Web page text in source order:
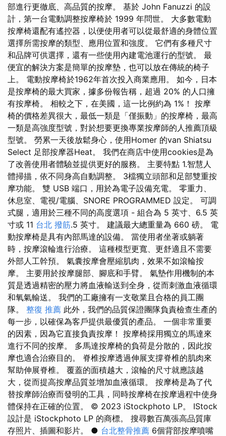
部進行更徹底、高品質的按摩。 基於 John Fanuzzi 的設
計，第一台電動調整按摩椅於 1999 年問世。 大多數電動
按摩椅還配有遙控器，以便使用者可以從最舒適的身體位置
選擇所需按摩的類型、應用位置和強度。 它們有多種尺寸
和品牌可供選擇，還有一些使用內建電池運行的型號。 最
便宜的解決方案是簡單的按摩墊，也可以放在傳統的椅子
上。 電動按摩椅於1962年首次投入商業應用。 如今，日本
是按摩椅的最大買家，據多份報告稱，超過 20% 的人口擁
有按摩椅。 相較之下，在美國，這一比例約為 1%！ 按摩
椅的價格差異很大，最低一類是「僅振動」的按摩椅，最高
一類是高強度型號，對於想要更換專業按摩師的人推薦頂級
型號。 勞累一天後放鬆身心，使用Homer 的van Shiatsu
Select 足部按摩器Heat。 我們在商店中使用cookies是為
了改善使用者體驗並提供更好的服務。 主要特點 1.智慧人
體掃描，依不同身高自動調整。 3檔獨立頭部和足部雙重按
摩功能。 雙 USB 端口，用於為電子設備充電。 零重力、
休息室、電視/電腦、SNORE PROGRAMMED 設定。 可調
式腿，適用於三種不同的高度選項 - 組合為 5 英寸、6.5 英
寸或 11 台北 撥筋.5 英寸。 建議最大總重量為 660 磅。 電
動按摩椅是具有內部馬達的設備。 當使用者坐著或躺著
時，按摩滾輪進行治療。 這種模型更寬、更舒適且不需要
外部人工幹預。 氣囊按摩會壓縮肌肉，效果不如滾輪按
摩。 主要用於按摩腿部、腳底和手臂。 氣墊作用機制的本
質是透過精密的壓力將血液輸送到全身，從而刺激血液循環
和氧氣輸送。 我們的工廠擁有一支敬業且合格的員工團
隊。 整復 推薦 此外，我們的品質保證團隊負責檢查生產的
每一步，以確保為客戶提供最優質的產品。 一個非常重要
的因素，因為它直接負責按摩！ 按摩椅採用獨立的馬達來
進行不同的按摩。 多馬達按摩椅的負荷是分散的，因此按
摩也適合治療目的。 脊椎按摩透過伸展支撐脊椎的肌肉來
幫助伸展脊椎。 覆蓋的面積越大，滾輪的尺寸就應該越
大，從而提高按摩品質並增加血液循環。 按摩椅是為了代
替按摩師治療而發明的工具，同時按摩椅在按摩過程中使身
體保持在正確的位置。 © 2023 iStockphoto LP。 IStock
設計是 iStockphoto LP 的商標。 搜尋數百萬張高品質庫
存照片、插圖和影片。 ● 台北整骨推薦 6個背部按摩噴嘴